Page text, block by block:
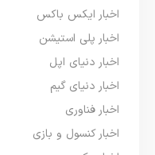
اخبار ایکس باکس
اخبار پلی استیشن
اخبار دنیای اپل
اخبار دنیای گیم
اخبار فناوری
اخبار کنسول و بازی